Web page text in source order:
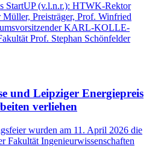
(v.l.n.r.): HTWK-Rektor
Preisträger, Prof. Winfried
KARL-KOLLE-
Prof. Stephan Schönfelder
und Leipziger Energiepreis
verliehen
wurden am 11. April 2026 die
Fakultät Ingenieurwissenschaften